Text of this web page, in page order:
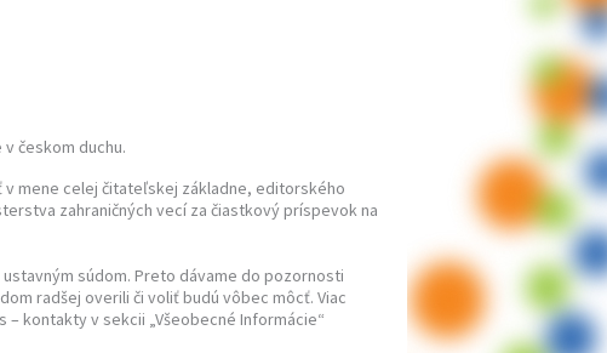
českom duchu.
mene celej čitateľskej základne, editorského
zahraničných vecí za čiastkový príspevok na
súdom. Preto dávame do pozornosti
radšej overili či voliť budú vôbec môcť. Viac
kontakty v sekcii „Všeobecné Informácie“